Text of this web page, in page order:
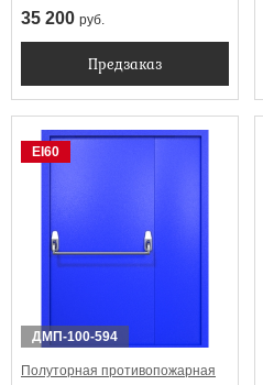
35 200 руб.
Предзаказ
EI60
ДМП-100-594
Полуторная противопожарная